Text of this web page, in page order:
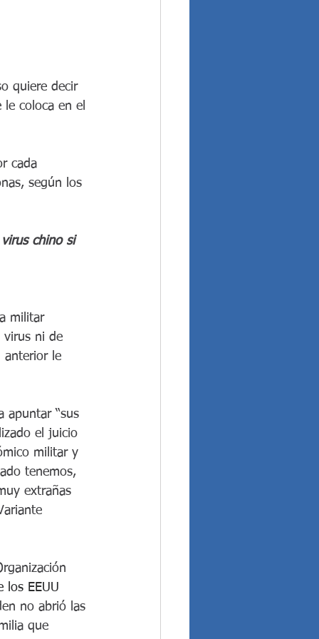
quiere decir
le coloca en el
cada
según los
chino si
militar
virus ni de
anterior le
apuntar “sus
el juicio
militar y
tenemos,
extrañas
los EEUU
no abrió las
que